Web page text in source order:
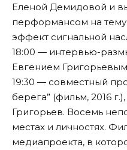
Еленой Демидовой и
перформансом на
эффект сигнальной
18:00 — интервью-
Евгением
19:30 — совместный
берега” (фильм, 2016
Григорьев. Восемь
местах и личностях.
медиапроекта, в